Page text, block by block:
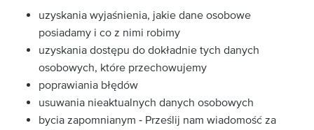
uzyskania wyjaśnienia, jakie dane osobowe
posiadamy i co z nimi robimy
uzyskania dostępu do dokładnie tych danych
osobowych, które przechowujemy
poprawiania błędów
usuwania nieaktualnych danych osobowych
bycia zapomnianym ‐ Prześlij nam wiadomość za